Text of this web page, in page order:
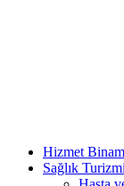
Hizmet
Sağlık Turizmi